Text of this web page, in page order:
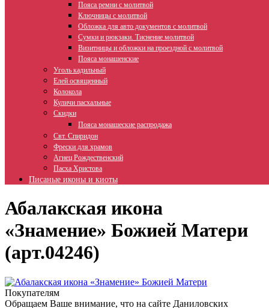
Пояса ремни с молитвой
Ключницы с молитвой
Обложка для авто документов с молитвой
Сумки и рюкзаки. Тиснение молитвой
Визитницы и обложки на проездной с молитвой
Пояса монашенские
Уголь кадильный
Елей освященный
Колокола
Куличи пасхальные
Скидки
Пояса монашеские распродажа
Свт. Спиридон
Фрески для храмов
Агнец Рождественский
Пасха Христова
Писаные иконы и киоты
Абалакская икона
«Знамение» Божией Матери
(арт.04246)
Покупателям
Обращаем Ваше внимание, что на сайте Даниловских